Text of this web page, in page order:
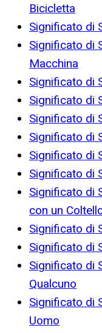
Bicicletta
Significato di
Significato di
Macchina
Significato di
Significato di
Significato di
Significato di
Significato di
Significato di
Significato di
con un
Significato di
Significato di
Significato di
Qualcuno
Significato di
Uomo